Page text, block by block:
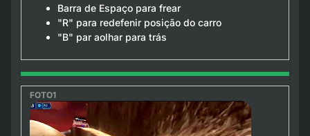
Barra de Espaço para frear
"R" para redefenir posição do carro
"B" par aolhar para trás